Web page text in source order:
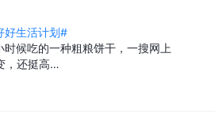
好生活计划#
候吃的一种粗粮饼干，一搜网上
，还挺高…